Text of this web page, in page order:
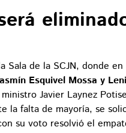
Sala de la SCJN, donde
Esquivel Mossa y
Javier Laynez
la falta de mayoría, se
su voto resolvió el